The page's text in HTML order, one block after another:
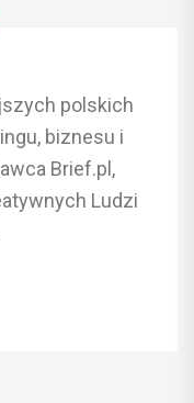
polskich
biznesu i
Brief.pl,
Ludzi